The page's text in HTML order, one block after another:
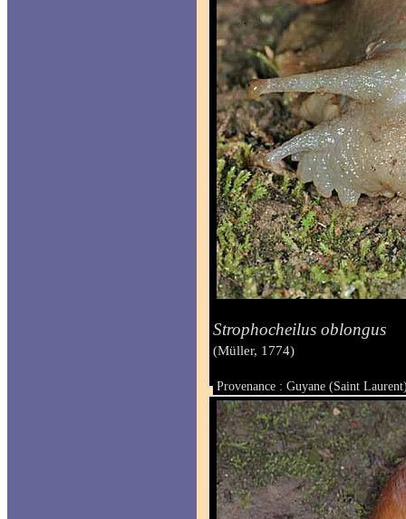
Strophocheilus oblongus
(Müller, 1774)
Provenance : Guyane (Saint
Taille :